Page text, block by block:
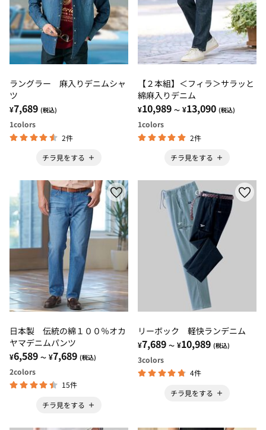
ラングラー 麻入りデニムシャ
ツ
¥7,689 (税込)
1colors
2件
チラ見をする
【２本組】＜フィラ＞サラッと
綿麻入りデニム
¥10,989 ～ ¥13,090 (税込)
1colors
2件
チラ見をする
日本製 伝統の綿１００％オカ
ヤマデニムパンツ
¥6,589 ～ ¥7,689 (税込)
2colors
15件
チラ見をする
リーボック 軽快ランデニム
¥7,689 ～ ¥10,989 (税込)
3colors
4件
チラ見をする